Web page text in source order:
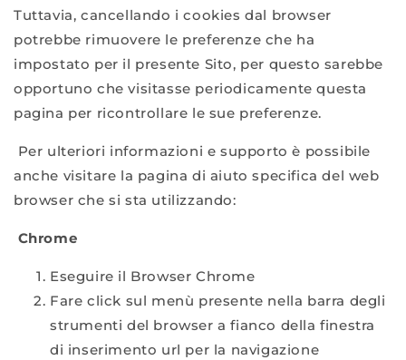
Tuttavia, cancellando i cookies dal browser
potrebbe rimuovere le preferenze che ha
impostato per il presente Sito, per questo sarebbe
opportuno che visitasse periodicamente questa
pagina per ricontrollare le sue preferenze.
Per ulteriori informazioni e supporto è possibile
anche visitare la pagina di aiuto specifica del web
browser che si sta utilizzando:
Chrome
Eseguire il Browser Chrome
Fare click sul menù presente nella barra degli
strumenti del browser a fianco della finestra
di inserimento url per la navigazione